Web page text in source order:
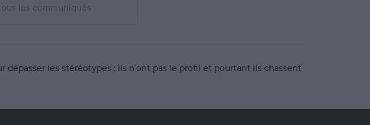
les communiqués
les stéréotypes : ils n’ont pas le profil et pourtant ils chassent